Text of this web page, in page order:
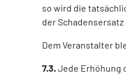
so wird die
der
Dem Veranstalter
7.3.Jede Erhöhung